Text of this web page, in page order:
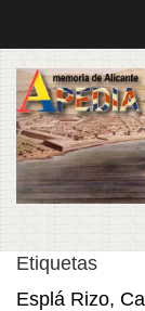
Etiquetas
Esplá Rizo,